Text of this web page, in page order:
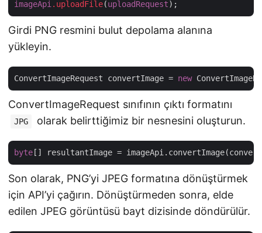
imageApi .uploadFile(uploadRequest
Girdi PNG resmini bulut depolama alanına
yükleyin.
ConvertImageRequest convertImage = new
ConvertImageRequest sınıfının çıktı formatını
JPG olarak belirttiğimiz bir nesnesini oluşturun.
byte
Son olarak, PNG’yi JPEG formatına dönüştürmek
için API’yi çağırın. Dönüştürmeden sonra, elde
edilen JPEG görüntüsü bayt dizisinde döndürülür.